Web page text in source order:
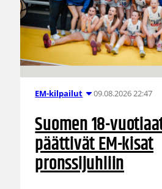
EM-kilpailut 09.08.2026 22:47
Suomen 18-
päättivät EM-kisat
pronssijuhliin